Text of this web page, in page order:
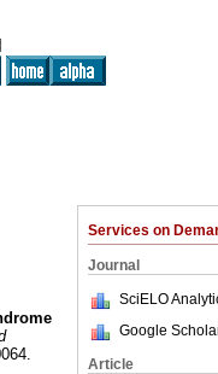
Services on
Journal
SciELO
Google
Article